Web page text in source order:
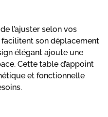
l’ajuster selon vos
son déplacement
élégant ajoute une
Cette table d’appoint
et fonctionnelle